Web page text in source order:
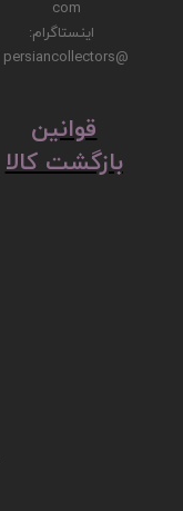
com
اینستاگرام:
@persiancollectors
ق​​​​​​​وانین
بازگشت کالا